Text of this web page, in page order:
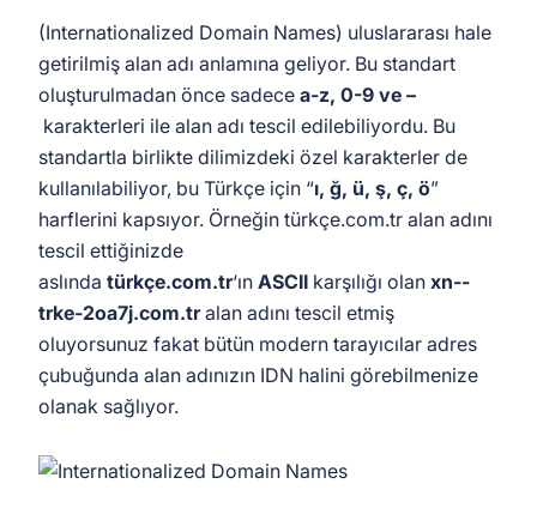
(Internationalized Domain Names) uluslararası hale
getirilmiş alan adı anlamına geliyor. Bu standart
oluşturulmadan önce sadece a-z, 0-9 ve –
karakterleri ile alan adı tescil edilebiliyordu. Bu
standartla birlikte dilimizdeki özel karakterler de
kullanılabiliyor, bu Türkçe için “ı, ğ, ü, ş, ç, ö”
harflerini kapsıyor. Örneğin türkçe.com.tr alan adını
tescil ettiğinizde
aslında türkçe.com.tr‘ın ASCII karşılığı olan xn--
trke-2oa7j.com.tralan adını tescil etmiş
oluyorsunuz fakat bütün modern tarayıcılar adres
çubuğunda alan adınızın IDN halini görebilmenize
olanak sağlıyor.